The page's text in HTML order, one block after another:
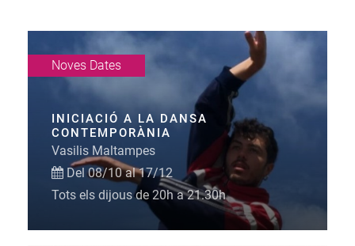
Noves Dates
INICIACIÓ A LA DANSA
CONTEMPORÀNIA
Vasilis Maltampes
Del 08/10 al 17/12
Tots els dijous de 20h a 21.30h